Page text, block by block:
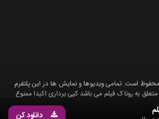
است. تمامی ویدیوها و نمایش ها در این پلتفرم
به روناک فیلم می باشد کپی برداری اکیدا ممنوع
محفوظ می باشد.
دانلود کن